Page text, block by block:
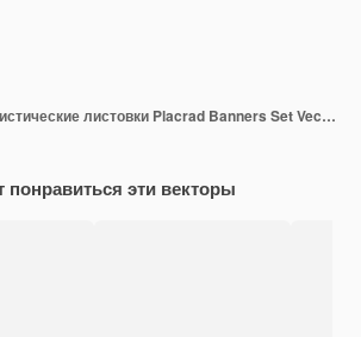
Японские туристические листовки Placrad Banners Set Vector
понравиться эти векторы